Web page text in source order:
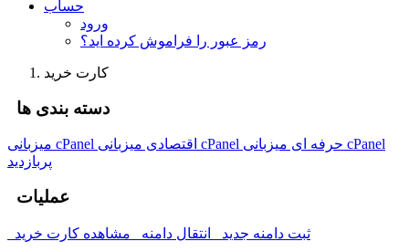
حساب
ورود
رمز عبور را فراموش کرده اید؟
کارت خرید
دسته بندی ها
میزبانی cPanel اقتصادی میزبانی cPanel حرفه ای میزبانی cPanel
پربازدید
عملیات
ثبت دامنه جدید انتقال دامنه مشاهده کارت خرید